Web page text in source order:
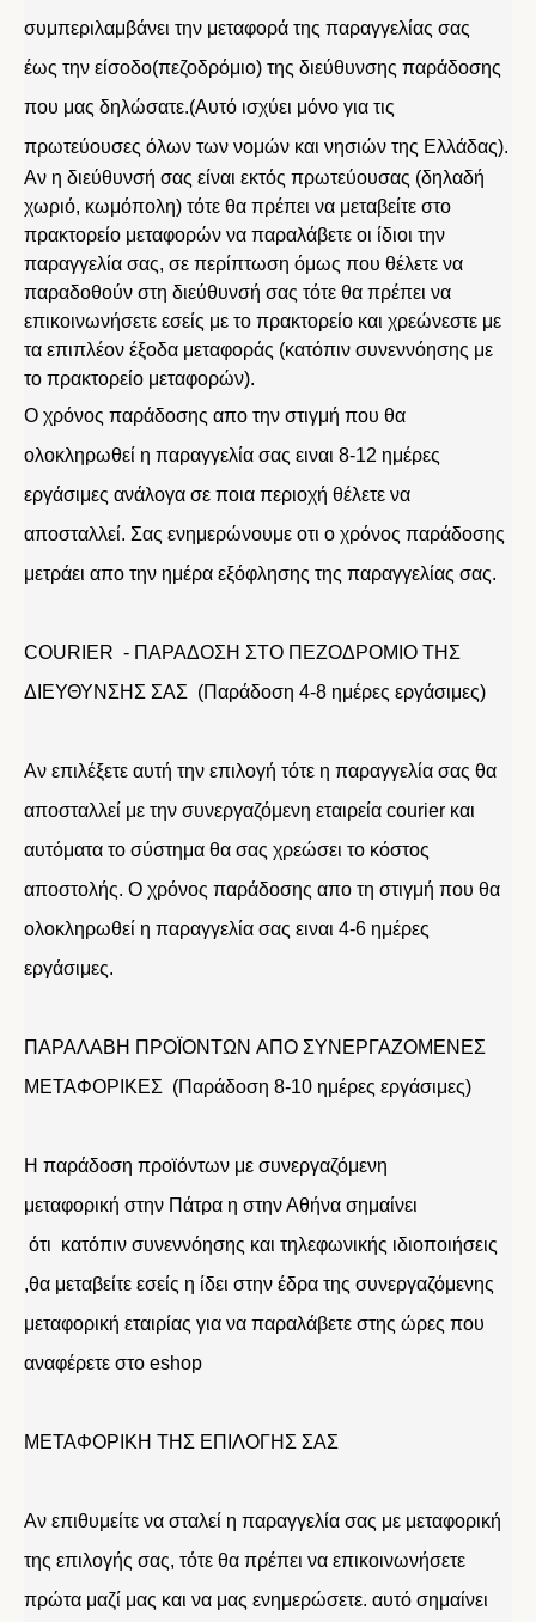
συμπεριλαμβάνει την μεταφορά της παραγγελίας σας
έως την είσοδο(πεζοδρόμιο) της διεύθυνσης παράδοσης
που μας δηλώσατε.(Αυτό ισχύει μόνο για τις
πρωτεύουσες όλων των νομών και νησιών της Ελλάδας).
Αν η διεύθυνσή σας είναι εκτός πρωτεύουσας (δηλαδή
χωριό, κωμόπολη) τότε θα πρέπει να μεταβείτε στο
πρακτορείο μεταφορών να παραλάβετε οι ίδιοι την
παραγγελία σας, σε περίπτωση όμως που θέλετε να
παραδοθούν στη διεύθυνσή σας τότε θα πρέπει να
επικοινωνήσετε εσείς με το πρακτορείο και χρεώνεστε με
τα επιπλέον έξοδα μεταφοράς (κατόπιν συνεννόησης με
το πρακτορείο μεταφορών).
Ο χρόνος παράδοσης απο την στιγμή που θα
ολοκληρωθεί η παραγγελία σας ειναι 8-12 ημέρες
εργάσιμες ανάλογα σε ποια περιοχή θέλετε να
αποσταλλεί. Σας ενημερώνουμε οτι ο χρόνος παράδοσης
μετράει απο την ημέρα εξόφλησης της παραγγελίας σας.
COURIER - ΠΑΡΑΔΟΣΗ ΣΤΟ ΠΕΖΟΔΡΟΜΙΟ ΤΗΣ
ΔΙΕΥΘΥΝΣΗΣ ΣΑΣ (Παράδοση 4-8 ημέρες εργάσιμες)
Αν επιλέξετε αυτή την επιλογή τότε η παραγγελία σας θα
αποσταλλεί με την συνεργαζόμενη εταιρεία courier και
αυτόματα το σύστημα θα σας χρεώσει το κόστος
αποστολής. Ο χρόνος παράδοσης απο τη στιγμή που θα
ολοκληρωθεί η παραγγελία σας ειναι 4-6 ημέρες
εργάσιμες.
ΠΑΡΑΛΑΒΗ ΠΡΟΪΟΝΤΩΝ ΑΠΟ ΣΥΝΕΡΓΑΖΟΜΕΝΕΣ
ΜΕΤΑΦΟΡΙΚΕΣ (Παράδοση 8-10 ημέρες εργάσιμες)
Η παράδοση προϊόντων με συνεργαζόμενη
μεταφορική στην Πάτρα η στην Αθήνα σημαίνει
ότι κατόπιν συνεννόησης και τηλεφωνικής ιδιοποιήσεις
,θα μεταβείτε εσείς η ίδει στην έδρα της συνεργαζόμενης
μεταφορική εταιρίας για να παραλάβετε στης ώρες που
αναφέρετε στο eshop
ΜΕΤΑΦΟΡΙΚΗ ΤΗΣ ΕΠΙΛΟΓΗΣ ΣΑΣ
Αν επιθυμείτε να σταλεί η παραγγελία σας με μεταφορική
της επιλογής σας, τότε θα πρέπει να επικοινωνήσετε
πρώτα μαζί μας και να μας ενημερώσετε. αυτό σημαίνει